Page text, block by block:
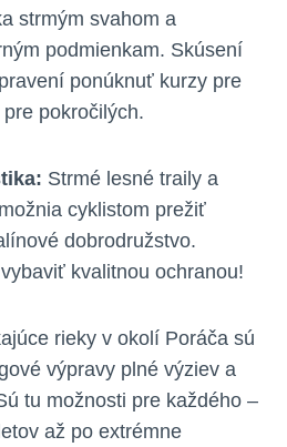
strmým svahom a
podmienkam. Skúsení
ponúknuť kurzy pre
‌pokročilých.
Strmé lesné traily a
⁢cyklistom prežiť
dobrodružstvo.
kvalitnou ochranou!
rieky v okolí Poráča sú
výpravy plné výziev a
tu možnosti pre⁢ každého –
až po extrémne